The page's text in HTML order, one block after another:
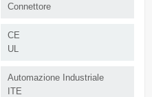
Connettore
CE
UL
Automazione Industriale
ITE